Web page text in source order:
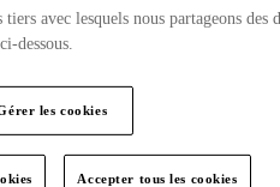
avec lesquels nous partageons des
dessous.
les cookies
Accepter tous les cookies